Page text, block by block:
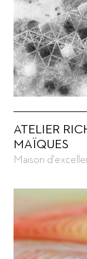
ATELIER
MAÏQUES
Maison